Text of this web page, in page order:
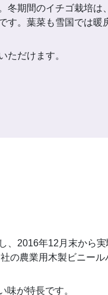
冬期間のイチゴ栽培は
す。葉菜も雪国では暖
ただけます。
、2016年12月末から
の農業用木製ビニール
が特長です。